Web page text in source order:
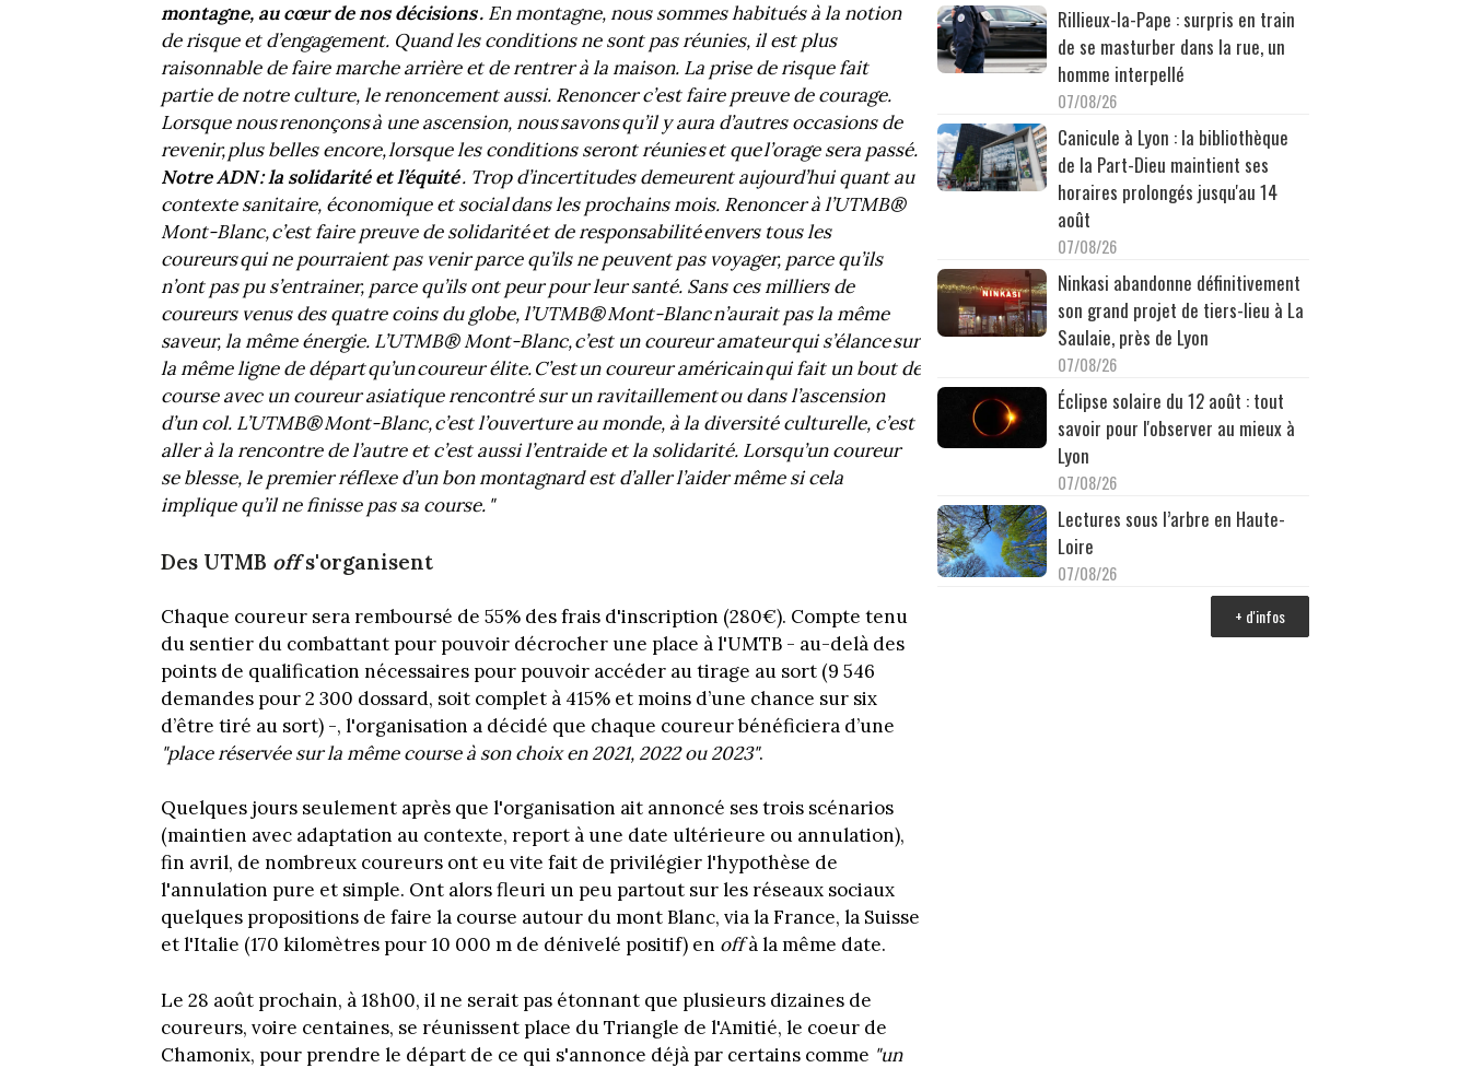
montagne, au cœur de nos décisions . En montagne, nous sommes habitués à la notion
de risque et d’engagement. Quand les conditions ne sont pas réunies, il est plus
raisonnable de faire marche arrière et de rentrer à la maison. La prise de risque fait
partie de notre culture, le renoncement aussi. Renoncer c’est faire preuve de courage.
Lorsque nous renonçons à une ascension, nous savons qu’il y aura d’autres occasions de
revenir, plus belles encore, lorsque les conditions seront réunies et que l’orage sera passé.
Notre ADN : la solidarité et l’équité. Trop d’incertitudes demeurent aujourd’hui quant au
contexte sanitaire, économique et social dans les prochains mois. Renoncer à l’UTMB®
Mont-Blanc, c’est faire preuve de solidarité et de responsabilité envers tous les
coureurs qui ne pourraient pas venir parce qu’ils ne peuvent pas voyager, parce qu’ils
n’ont pas pu s’entrainer, parce qu’ils ont peur pour leur santé. Sans ces milliers de
coureurs venus des quatre coins du globe, l’UTMB® Mont-Blanc n’aurait pas la même
saveur, la même énergie. L’UTMB® Mont-Blanc, c’est un coureur amateur qui s’élance sur
la même ligne de départ qu’un coureur élite. C’est un coureur américain qui fait un bout de
course avec un coureur asiatique rencontré sur un ravitaillement ou dans l’ascension
d’un col. L’UTMB® Mont-Blanc, c’est l’ouverture au monde, à la diversité culturelle, c’est
aller à la rencontre de l’autre et c’est aussi l’entraide et la solidarité. Lorsqu’un coureur
se blesse, le premier réflexe d’un bon montagnard est d’aller l’aider même si cela
implique qu’il ne finisse pas sa course. "
Des UTMB offs'organisent
Chaque coureur sera remboursé de 55% des frais d'inscription (280€). Compte tenu
du sentier du combattant pour pouvoir décrocher une place à l'UMTB - au-delà des
points de qualification nécessaires pour pouvoir accéder au tirage au sort (9 546
demandes pour 2 300 dossard, soit complet à 415% et moins d’une chance sur six
d’être tiré au sort) -, l'organisation a décidé que chaque coureur bénéficiera d’une
"place réservée sur la même course à son choix en 2021, 2022 ou 2023".
Quelques jours seulement après que l'organisation ait annoncé ses trois scénarios
(maintien avec adaptation au contexte, report à une date ultérieure ou annulation),
fin avril, de nombreux coureurs ont eu vite fait de privilégier l'hypothèse de
l'annulation pure et simple. Ont alors fleuri un peu partout sur les réseaux sociaux
quelques propositions de faire la course autour du mont Blanc, via la France, la Suisse
et l'Italie (170 kilomètres pour 10 000 m de dénivelé positif) en offà la même date.
Le 28 août prochain, à 18h00, il ne serait pas étonnant que plusieurs dizaines de
coureurs, voire centaines, se réunissent place du Triangle de l'Amitié, le coeur de
Chamonix, pour prendre le départ de ce qui s'annonce déjà par certains comme "un
Rillieux-la-Pape : surpris en train
de se masturber dans la rue, un
homme interpellé
07/08/26
Canicule à Lyon : la bibliothèque
de la Part-Dieu maintient ses
horaires prolongés jusqu'au 14
août
07/08/26
Ninkasi abandonne définitivement
son grand projet de tiers-lieu à La
Saulaie, près de Lyon
07/08/26
Éclipse solaire du 12 août : tout
savoir pour l'observer au mieux à
Lyon
07/08/26
Lectures sous l’arbre en Haute-
Loire
07/08/26
+ d'infos